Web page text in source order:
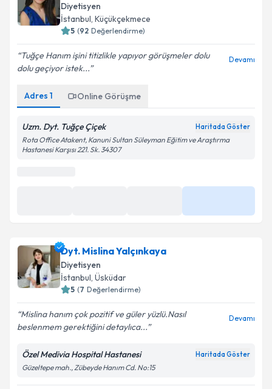
Diyetisyen
İstanbul, Küçükçekmece
5 (92 Değerlendirme)
Tuğçe Hanım işini titizlikle yapıyor görüşmeler dolu
dolu geçiyor istek...
Devamı
Adres 1 Online Görüşme
Uzm. Dyt. Tuğçe Çiçek Haritada Göster
Rota Office Atakent, Kanuni Sultan Süleyman Eğitim ve Araştırma
Hastanesi Karşısı 221. Sk. 34307
Dyt. Mislina Yalçınkaya
Diyetisyen
İstanbul, Üsküdar
5 (7 Değerlendirme)
Mislina hanım çok pozitif ve güler yüzlü.Nasıl
beslenmem gerektiğini detaylıca...
Devamı
Özel Medivia Hospital Hastanesi Haritada Göster
Güzeltepe mah., Zübeyde Hanım Cd. No:15